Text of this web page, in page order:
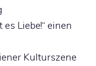
Liebe!“ einen
Kulturszene